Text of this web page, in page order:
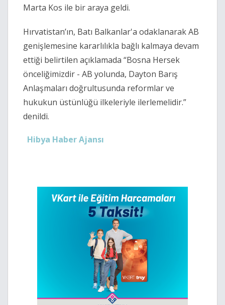
Marta Kos ile bir araya geldi.
Hırvatistan’ın, Batı Balkanlar'a odaklanarak AB
genişlemesine kararlılıkla bağlı kalmaya devam
ettiği belirtilen açıklamada “Bosna Hersek
önceliğimizdir - AB yolunda, Dayton Barış
Anlaşmaları doğrultusunda reformlar ve
hukukun üstünlüğü ilkeleriyle ilerlemelidir.”
denildi.
Hibya Haber Ajansı